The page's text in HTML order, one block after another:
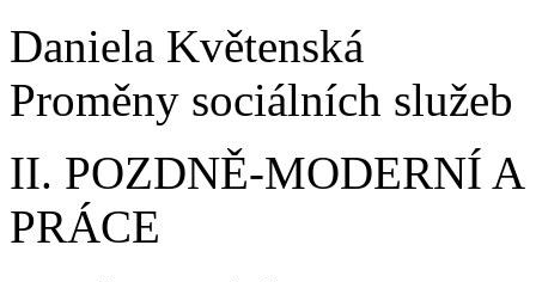
Daniela Květenská
Proměny sociálních služeb
II. POZDNĚ-MODERNÍ
PRÁCE